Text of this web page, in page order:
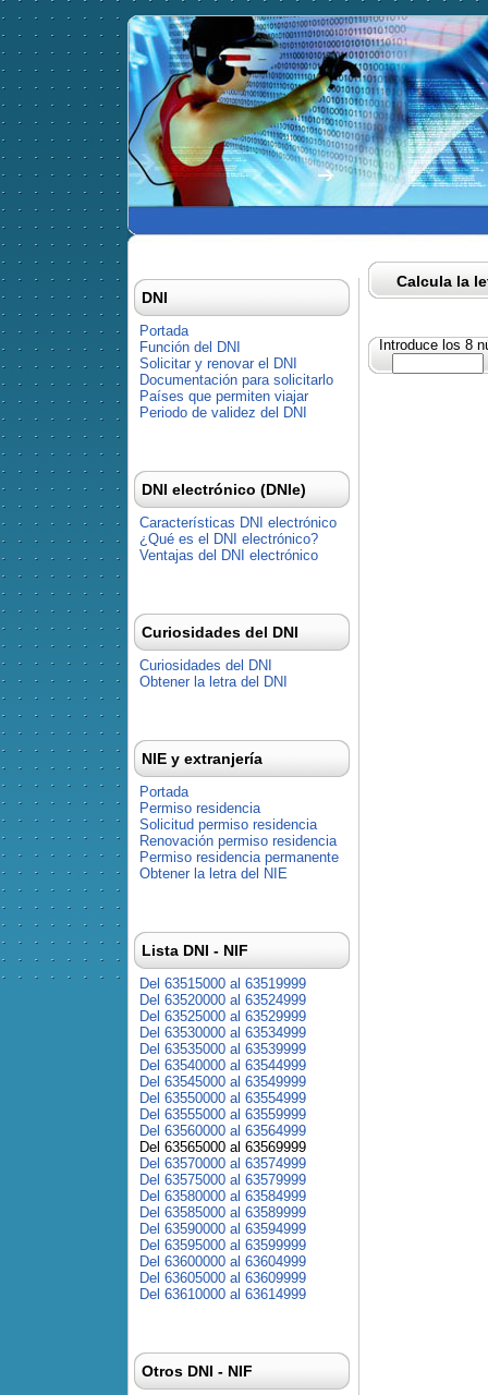
Calcula la
Introduce los 8
DNI
Portada
Función del DNI
Solicitar y renovar el DNI
Documentación para solicitarlo
Países que permiten viajar
Periodo de validez del DNI
DNI electrónico (DNIe)
Características DNI electrónico
¿Qué es el DNI electrónico?
Ventajas del DNI electrónico
Curiosidades del DNI
Curiosidades del DNI
Obtener la letra del DNI
NIE y extranjería
Portada
Permiso residencia
Solicitud permiso residencia
Renovación permiso residencia
Permiso residencia permanente
Obtener la letra del NIE
Lista DNI - NIF
Del 63515000 al 63519999
Del 63520000 al 63524999
Del 63525000 al 63529999
Del 63530000 al 63534999
Del 63535000 al 63539999
Del 63540000 al 63544999
Del 63545000 al 63549999
Del 63550000 al 63554999
Del 63555000 al 63559999
Del 63560000 al 63564999
Del 63565000 al 63569999
Del 63570000 al 63574999
Del 63575000 al 63579999
Del 63580000 al 63584999
Del 63585000 al 63589999
Del 63590000 al 63594999
Del 63595000 al 63599999
Del 63600000 al 63604999
Del 63605000 al 63609999
Del 63610000 al 63614999
Otros DNI - NIF